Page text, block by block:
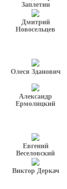
Заплетин
Дмитрий
Новосельцев
Олеся Зданович
Александр
Ермолицкий
Евгений
Веселовский
Виктор Деркач